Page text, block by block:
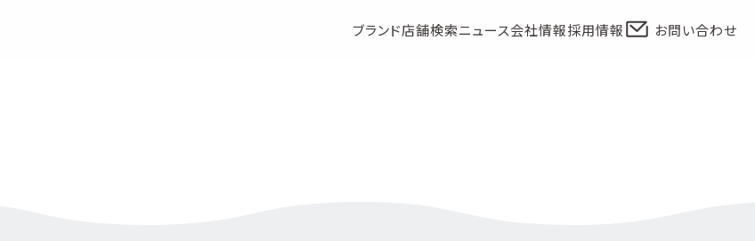
ブランド店舗検索ニュース会社情報採用情報 お問い合わせ